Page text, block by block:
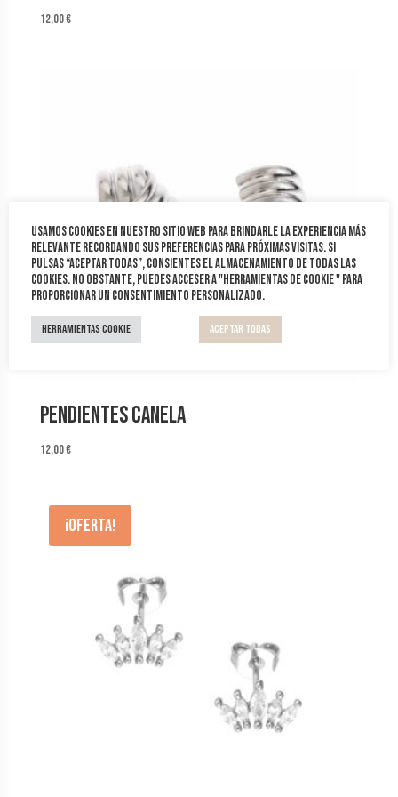
12,00€
Pendientes Canela
12,00€
¡Oferta!
Usamos cookies en nuestro sitio web para brindarle la experiencia más
relevante recordando sus preferencias para próximas visitas. Si
pulsas “Aceptar todas”, consientes el almacenamiento de todas las
cookies. No obstante, puedes acceser a "Herramientas de cookie " para
proporcionar un consentimiento personalizado.
Herramientas Cookie Aceptar todas